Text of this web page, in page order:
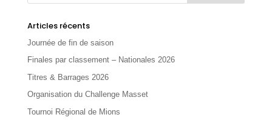
Articles récents
Journée de fin de saison
Finales par classement – Nationales 2026
Titres & Barrages 2026
Organisation du Challenge Masset
Tournoi Régional de Mions